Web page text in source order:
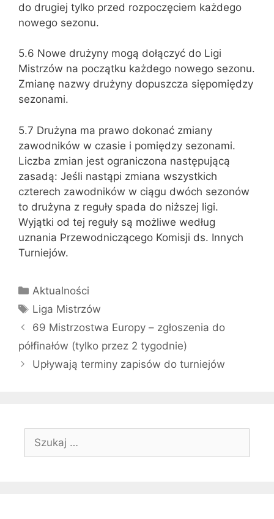
do drugiej tylko przed rozpoczęciem każdego
nowego sezonu.
5.6 Nowe drużyny mogą dołączyć do Ligi
Mistrzów na początku każdego nowego sezonu.
Zmianę nazwy drużyny dopuszcza siępomiędzy
sezonami.
5.7 Drużyna ma prawo dokonać zmiany
zawodników w czasie i pomiędzy sezonami.
Liczba zmian jest ograniczona następującą
zasadą: Jeśli nastąpi zmiana wszystkich
czterech zawodników w ciągu dwóch sezonów
to drużyna z reguły spada do niższej ligi.
Wyjątki od tej reguły są możliwe według
uznania Przewodniczącego Komisji ds. Innych
Turniejów.
Kategorie
Aktualności
Tagi
Liga Mistrzów
69 Mistrzostwa Europy – zgłoszenia do
półfinałów (tylko przez 2 tygodnie)
Upływają terminy zapisów do turniejów